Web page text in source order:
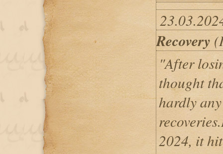
Recovery
"After
thought
hardly
2024, it